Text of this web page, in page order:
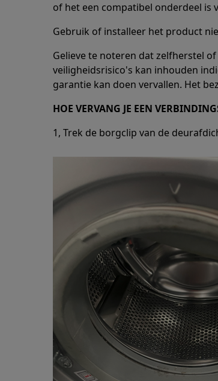
of het een compatibel onderdeel is
Gebruik of installeer het product
Gelieve te noteren dat zelfherstel
veiligheidsrisico's kan inhouden
garantie kan doen vervallen. Het
HOE VERVANG JE EEN
1, Trek de borgclip van de